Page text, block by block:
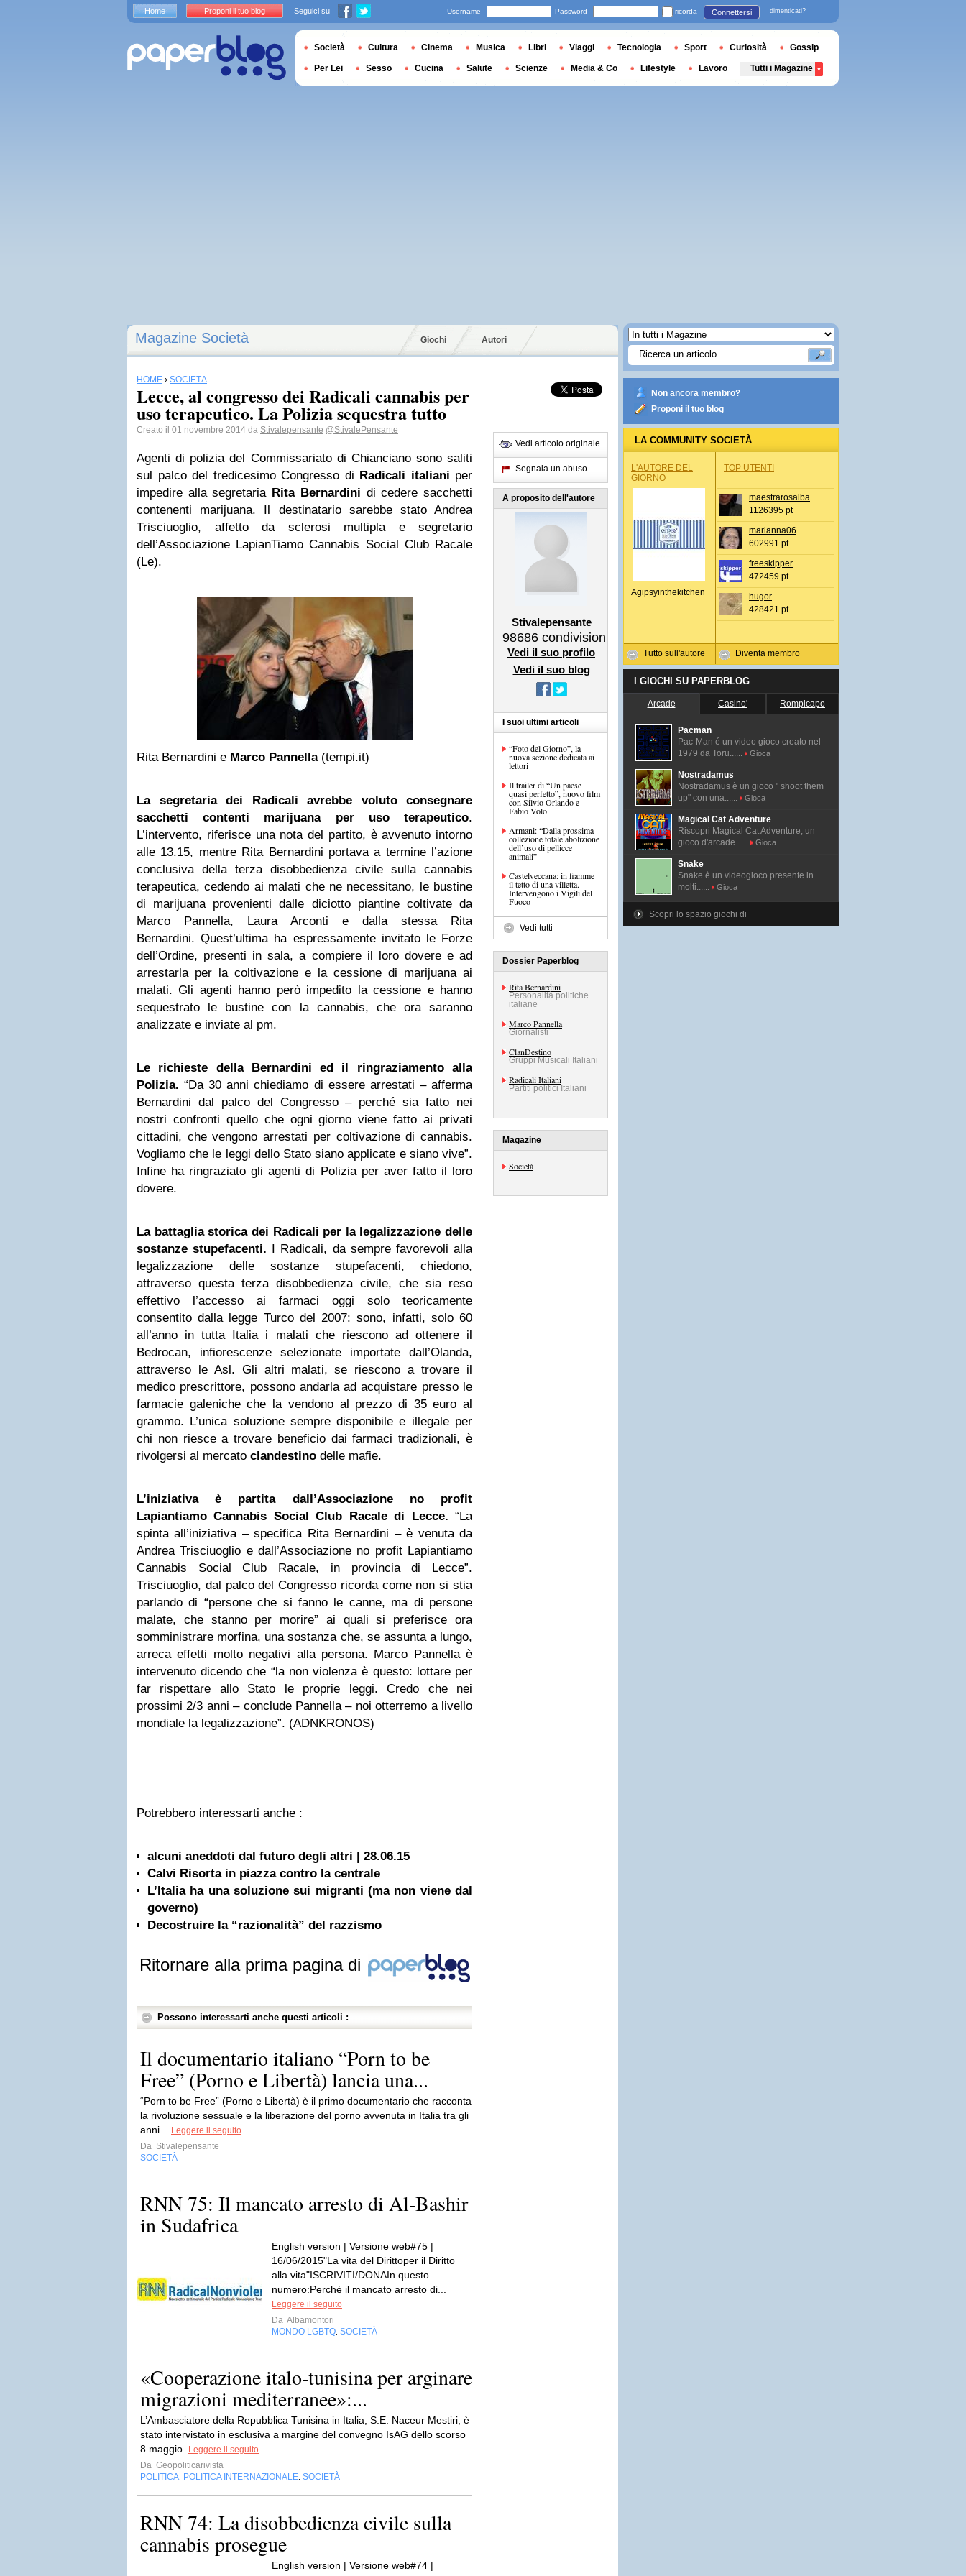
Magazine Società Giochi Autori
HOME › SOCIETÀ
Lecce, al congresso dei Radicali cannabis per
uso terapeutico. La Polizia sequestra tutto
Creato il 01 novembre 2014 da Stivalepensante @StivalePensante
Agenti di polizia del Commissariato di Chianciano sono saliti
sul palco del tredicesimo Congresso di Radicali italiani per
impedire alla segretaria Rita Bernardini di cedere sacchetti
contenenti marijuana. Il destinatario sarebbe stato Andrea
Trisciuoglio, affetto da sclerosi multipla e segretario
dell’Associazione LapianTiamo Cannabis Social Club Racale
(Le).
Rita Bernardini e Marco Pannella(tempi.it)
La segretaria dei Radicali avrebbe voluto consegnare
sacchetti contenti marijuana per uso terapeutico.
L’intervento, riferisce una nota del partito, è avvenuto intorno
alle 13.15, mentre Rita Bernardini portava a termine l’azione
conclusiva della terza disobbedienza civile sulla cannabis
terapeutica, cedendo ai malati che ne necessitano, le bustine
di marijuana provenienti dalle diciotto piantine coltivate da
Marco Pannella, Laura Arconti e dalla stessa Rita
Bernardini. Quest’ultima ha espressamente invitato le Forze
dell’Ordine, presenti in sala, a compiere il loro dovere e ad
arrestarla per la coltivazione e la cessione di marijuana ai
malati. Gli agenti hanno però impedito la cessione e hanno
sequestrato le bustine con la cannabis, che ora saranno
analizzate e inviate al pm.
Le richieste della Bernardini ed il ringraziamento alla
Polizia. “Da 30 anni chiediamo di essere arrestati – afferma
Bernardini dal palco del Congresso – perché sia fatto nei
nostri confronti quello che ogni giorno viene fatto ai privati
cittadini, che vengono arrestati per coltivazione di cannabis.
Vogliamo che le leggi dello Stato siano applicate e siano vive”.
Infine ha ringraziato gli agenti di Polizia per aver fatto il loro
dovere.
La battaglia storica dei Radicali per la legalizzazione delle
sostanze stupefacenti. I Radicali, da sempre favorevoli alla
legalizzazione delle sostanze stupefacenti, chiedono,
attraverso questa terza disobbedienza civile, che sia reso
effettivo l’accesso ai farmaci oggi solo teoricamente
consentito dalla legge Turco del 2007: sono, infatti, solo 60
all’anno in tutta Italia i malati che riescono ad ottenere il
Bedrocan, infiorescenze selezionate importate dall’Olanda,
attraverso le Asl. Gli altri malati, se riescono a trovare il
medico prescrittore, possono andarla ad acquistare presso le
farmacie galeniche che la vendono al prezzo di 35 euro al
grammo. L’unica soluzione sempre disponibile e illegale per
chi non riesce a trovare beneficio dai farmaci tradizionali, è
rivolgersi al mercato clandestino delle mafie.
L’iniziativa è partita dall’Associazione no profit
Lapiantiamo Cannabis Social Club Racale di Lecce. “La
spinta all’iniziativa – specifica Rita Bernardini – è venuta da
Andrea Trisciuoglio e dall’Associazione no profit Lapiantiamo
Cannabis Social Club Racale, in provincia di Lecce”.
Trisciuoglio, dal palco del Congresso ricorda come non si stia
parlando di “persone che si fanno le canne, ma di persone
malate, che stanno per morire” ai quali si preferisce ora
somministrare morfina, una sostanza che, se assunta a lungo,
arreca effetti molto negativi alla persona. Marco Pannella è
intervenuto dicendo che “la non violenza è questo: lottare per
far rispettare allo Stato le proprie leggi. Credo che nei
prossimi 2/3 anni – conclude Pannella – noi otterremo a livello
mondiale la legalizzazione”. (ADNKRONOS)
Potrebbero interessarti anche :
alcuni aneddoti dal futuro degli altri | 28.06.15
Calvi Risorta in piazza contro la centrale
L’Italia ha una soluzione sui migranti (ma non viene dal
governo)
Decostruire la “razionalità” del razzismo
Ritornare alla prima pagina di
Possono interessarti anche questi articoli :
Il documentario italiano “Porn to be
Free” (Porno e Libertà) lancia una...
“Porn to be Free” (Porno e Libertà) è il primo documentario che racconta
la rivoluzione sessuale e la liberazione del porno avvenuta in Italia tra gli
anni...
Leggere il seguito
Da Stivalepensante
SOCIETÀ
RNN 75: Il mancato arresto di Al-Bashir
in Sudafrica
English version | Versione web#75 |
16/06/2015"La vita del Dirittoper il Diritto
alla vita"ISCRIVITI/DONAIn questo
numero:Perché il mancato arresto di...
Leggere il seguito
Da Albamontori
MONDO LGBTQ SOCIETÀ
«Cooperazione italo-tunisina per arginare
migrazioni mediterranee»:...
L’Ambasciatore della Repubblica Tunisina in Italia, S.E. Naceur Mestiri, è
stato intervistato in esclusiva a margine del convegno IsAG dello scorso
8 maggio.
Leggere il seguito
Da Geopoliticarivista
POLITICA POLITICA INTERNAZIONALE SOCIETÀ
RNN 74: La disobbedienza civile sulla
cannabis prosegue
English version | Versione web#74 |
Vedi articolo originale
Segnala un abuso
A proposito dell'autore
Stivalepensante
98686 condivisioni
Vedi il suo profilo
Vedi il suo blog
I suoi ultimi articoli
“Foto del Giorno”, la
nuova sezione dedicata ai
lettori
Il trailer di “Un paese
quasi perfetto”, nuovo film
con Silvio Orlando e
Fabio Volo
Armani: “Dalla prossima
collezione totale abolizione
dell’uso di pellicce
animali”
Castelveccana: in fiamme
il tetto di una villetta.
Intervengono i Vigili del
Fuoco
Vedi tutti
Dossier Paperblog
Rita Bernardini
Personalità politiche
italiane
Marco Pannella
Giornalisti
ClanDestino
Gruppi Musicali Italiani
Radicali Italiani
Partiti politici Italiani
Magazine
Società
Non ancora membro?
Proponi il tuo blog
LA COMMUNITY SOCIETÀ
L'AUTORE DEL
GIORNO
Agipsyinthekitchen
Tutto sull'autore
TOP UTENTI
maestrarosalba
1126395 pt
marianna06
602991 pt
freeskipper
472459 pt
hugor
428421 pt
Diventa membro
I GIOCHI SU PAPERBLOG
Arcade Casino' Rompicapo
Pacman
Pac-Man é un video gioco creato nel
1979 da Toru......
Gioca
Nostradamus
Nostradamus è un gioco " shoot them
up" con una......
Gioca
Magical Cat Adventure
Riscopri Magical Cat Adventure, un
gioco d'arcade......
Gioca
Snake
Snake è un videogioco presente in
molti......
Gioca
Scopri lo spazio giochi di
Home Proponi il tuo blog Seguici su Username Password ricorda Connettersi dimenticati?
Società Cultura Cinema Musica Libri Viaggi Tecnologia Sport Curiosità Gossip
Per Lei Sesso Cucina Salute Scienze Media & Co Lifestyle Lavoro Tutti i Magazine